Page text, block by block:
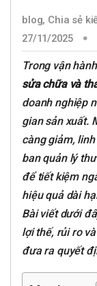
blog, Chia sẻ
27/11/2025
Trong vận
sửa chữa và
doanh nghiệp
gian sản xuất.
càng giảm,
ban quản lý
để tiết kiệm
hiệu quả dài
Bài viết dưới
lợi thế, rủi ro
đưa ra quyết